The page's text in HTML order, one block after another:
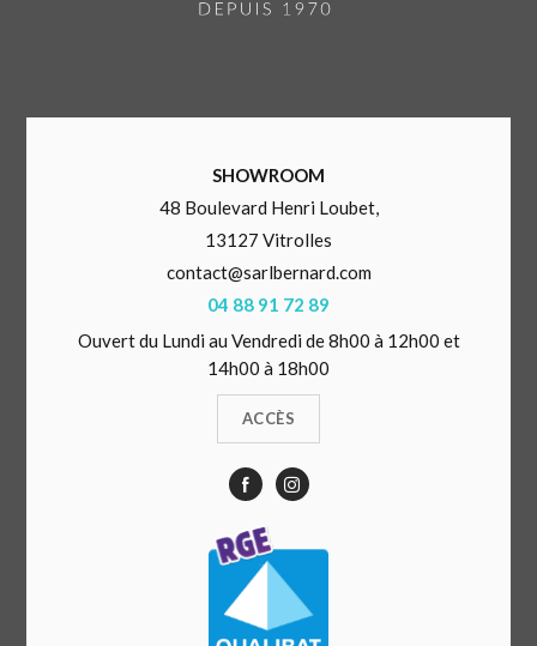
SHOWROOM
48 Boulevard Henri Loubet,
13127 Vitrolles
contact@sarlbernard.com
04 88 91 72 89
Ouvert du Lundi au Vendredi de 8h00 à 12h00 et
14h00 à 18h00
ACCÈS